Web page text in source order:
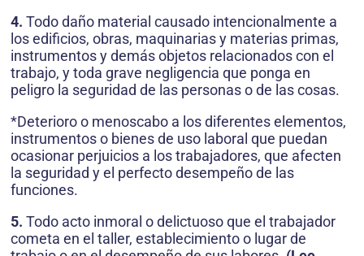
4. Todo daño material causado intencionalmente a
los edificios, obras, maquinarias y materias primas,
instrumentos y demás objetos relacionados con el
trabajo, y toda grave negligencia que ponga en
peligro la seguridad de las personas o de las cosas.
*Deterioro o menoscabo a los diferentes elementos,
instrumentos o bienes de uso laboral que puedan
ocasionar perjuicios a los trabajadores, que afecten
la seguridad y el perfecto desempeño de las
funciones.
5. Todo acto inmoral o delictuoso que el trabajador
cometa en el taller, establecimiento o lugar de